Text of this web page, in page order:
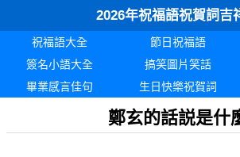
2026年祝福語祝賀詞吉
祝福語大全 節日祝福語
簽名小語大全
搞笑圖片笑話
畢業感言佳句
生日快樂祝賀詞
鄭玄的話説是什